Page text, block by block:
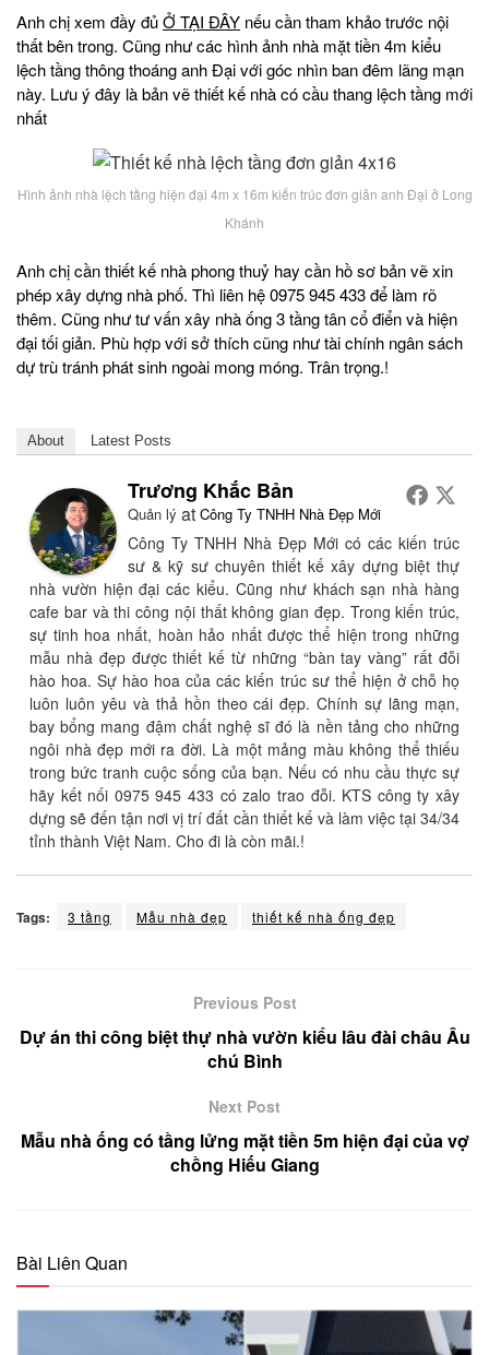
Anh chị xem đầy đủỞ TẠI ĐÂY nếu cần tham khảo trước nội
thất bên trong. Cũng như các hình ảnh nhà mặt tiền 4m kiểu
lệch tầng thông thoáng anh Đại với góc nhìn ban đêm lãng mạn
này. Lưu ý đây là bản vẽ thiết kế nhà có cầu thang lệch tầng mới
nhất
Hình ảnh nhà lệch tầng hiện đại 4m x 16m kiến trúc đơn giản anh Đại ở Long
Khánh
Anh chị cần thiết kế nhà phong thuỷ hay cần hồ sơ bản vẽ xin
phép xây dựng nhà phố. Thì liên hệ 0975 945 433 để làm rõ
thêm. Cũng như tư vấn xây nhà ống 3 tầng tân cổ điển và hiện
đại tối giản. Phù hợp với sở thích cũng như tài chính ngân sách
dự trù tránh phát sinh ngoài mong móng. Trân trọng.!
About Latest Posts
Trương Khắc Bản
Quản lý at Công Ty TNHH Nhà Đẹp Mới
Công Ty TNHH Nhà Đẹp Mới có các kiến trúc
sư & kỹ sư chuyên thiết kế xây dựng biệt thự
nhà vườn hiện đại các kiểu. Cũng như khách sạn nhà hàng
cafe bar và thi công nội thất không gian đẹp. Trong kiến trúc,
sự tinh hoa nhất, hoàn hảo nhất được thể hiện trong những
mẫu nhà đẹp được thiết kế từ những “bàn tay vàng” rất đỗi
hào hoa. Sự hào hoa của các kiến trúc sư thể hiện ở chỗ họ
luôn luôn yêu và thả hồn theo cái đẹp. Chính sự lãng mạn,
bay bổng mang đậm chất nghệ sĩ đó là nền tảng cho những
ngôi nhà đẹp mới ra đời. Là một mảng màu không thể thiếu
trong bức tranh cuộc sống của bạn. Nếu có nhu cầu thực sự
hãy kết nối 0975 945 433 có zalo trao đỗi. KTS công ty xây
dựng sẽ đến tận nơi vị trí đất cần thiết kế và làm việc tại 34/34
tỉnh thành Việt Nam. Cho đi là còn mãi.!
Tags: 3 tầng Mẫu nhà đẹp thiết kế nhà ống đẹp
Previous Post
Dự án thi công biệt thự nhà vườn kiểu lâu đài châu Âu
chú Bình
Next Post
Mẫu nhà ống có tầng lửng mặt tiền 5m hiện đại của vợ
chồng Hiếu Giang
Bài Liên Quan